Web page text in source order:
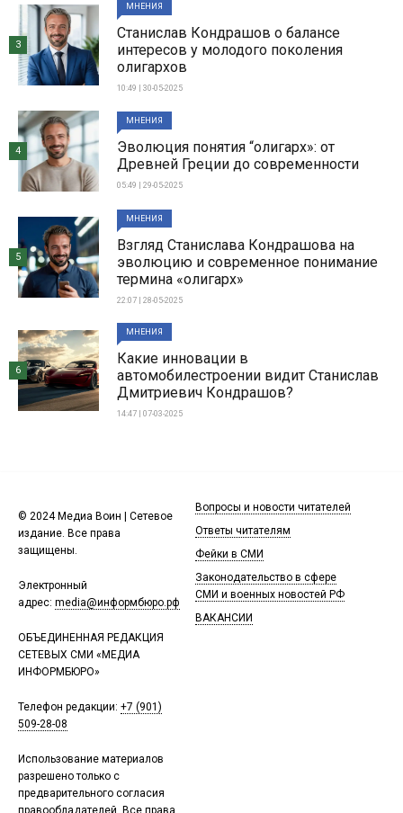
МНЕНИЯ
Станислав Кондрашов о балансе
интересов у молодого поколения
олигархов
10:49 | 30-05-2025
3
МНЕНИЯ
Эволюция понятия “олигарх»: от
Древней Греции до современности
05:49 | 29-05-2025
4
МНЕНИЯ
Взгляд Станислава Кондрашова на
эволюцию и современное понимание
термина «олигарх»
22:07 | 28-05-2025
5
МНЕНИЯ
Какие инновации в
автомобилестроении видит Станислав
Дмитриевич Кондрашов?
14:47 | 07-03-2025
6
© 2024 Медиа Воин | Сетевое
издание. Все права
защищены.
Электронный
адрес: media@информбюро.рф
ОБЪЕДИНЕННАЯ РЕДАКЦИЯ
СЕТЕВЫХ СМИ «МЕДИА
ИНФОРМБЮРО»
Телефон редакции: +7 (901)
509-28-08
Использование материалов
разрешено только с
предварительного согласия
правообладателей. Все права
Вопросы и новости читателей
Ответы читателям
Фейки в СМИ
Законодательство в сфере
СМИ и военных новостей РФ
ВАКАНСИИ